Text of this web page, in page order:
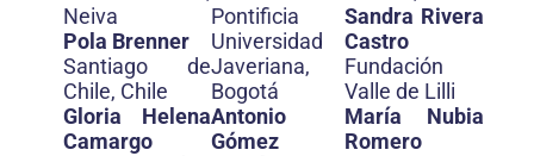
Neiva
Pola Brenner
Santiago de
Chile, Chile
Gloria Helena
Camargo
Pontificia
Universidad
Javeriana,
Bogotá
Antonio
Gómez
Sandra Rivera
Castro
Fundación
Valle de Lilli
María Nubia
Romero